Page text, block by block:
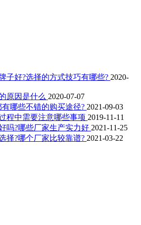
子好?选择的方式技巧有哪些? 2020-
原因是什么 2020-07-07
哪些不错的购买途径? 2021-09-03
程中需要注意哪些事项 2019-11-11
吗?哪些厂家生产实力好 2021-11-25
择?哪个厂家比较靠谱? 2021-03-22